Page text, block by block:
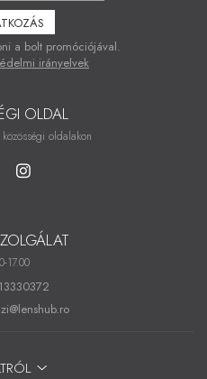
a bolt promóciójával.
irányelvek
OLDAL
közösségi oldalakon
17.00